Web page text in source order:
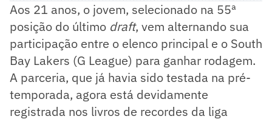
Aos 21 anos, o jovem, selecionado na 55ª
posição do último draft, vem alternando sua
participação entre o elenco principal e o South
Bay Lakers (G League) para ganhar rodagem.
A parceria, que já havia sido testada na pré-
temporada, agora está devidamente
registrada nos livros de recordes da liga